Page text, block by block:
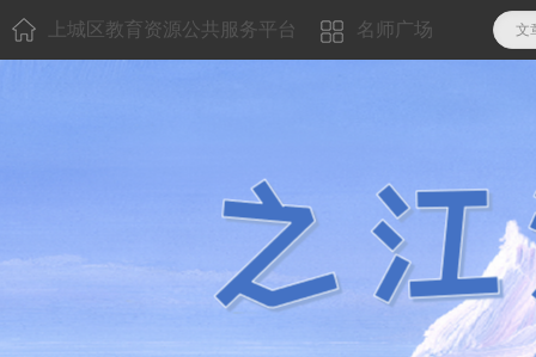
上城区教育资源公共服务平台 名师广场 文